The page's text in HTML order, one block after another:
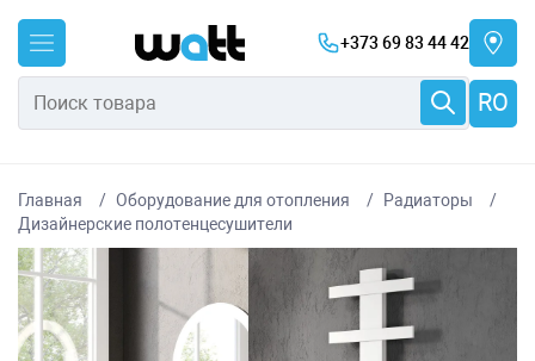
+373 69 83 44 42
RO
Главная Оборудование для отопления
Радиаторы
Дизайнерские полотенцесушители